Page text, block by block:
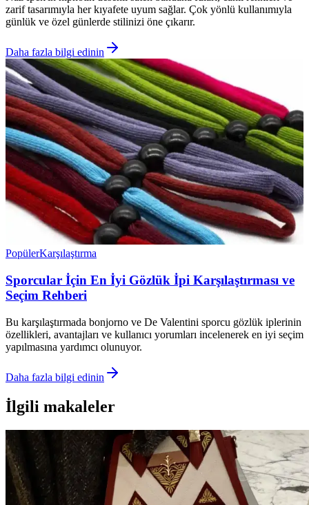
zarif tasarımıyla her kıyafete uyum sağlar. Çok yönlü kullanımıyla
günlük ve özel günlerde stilinizi öne çıkarır.
Daha fazla bilgi edinin
PopülerKarşılaştırma
Sporcular İçin En İyi Gözlük İpi Karşılaştırması ve
Seçim Rehberi
Bu karşılaştırmada bonjorno ve De Valentini sporcu gözlük iplerinin
özellikleri, avantajları ve kullanıcı yorumları incelenerek en iyi seçim
yapılmasına yardımcı olunuyor.
Daha fazla bilgi edinin
İlgili makaleler